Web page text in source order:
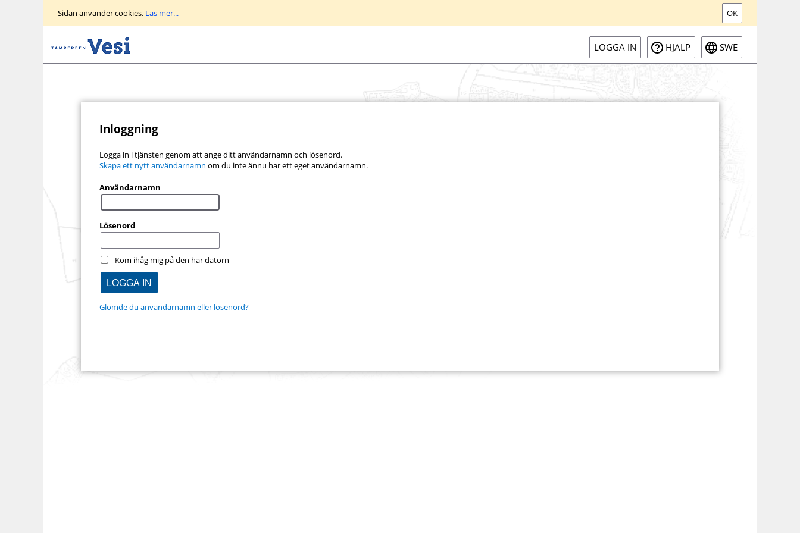
huvudvyn
Sidan använder cookies. Läs mer... OK
LOGGA IN HJÄLP SWE
Inloggning
Logga in i tjänsten genom att ange ditt användarnamn och lösenord.
Skapa ett nytt användarnamn om du inte ännu har ett eget användarnamn.
Användarnamn
Lösenord
Kom ihåg mig på den här datorn
Glömde du användarnamn eller lösenord?